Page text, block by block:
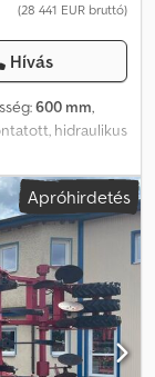
(28 441 EUR bruttó)
Hívás
600 mm,
hidraulikus
– futómű,
világítás, K80
tárolási hely:
Apróhirdetés